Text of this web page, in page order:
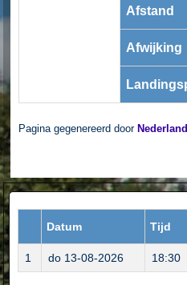
Afstand
Afwijking
Pagina gegenereerd door
Datum Tijd
1 do 13-08-2026 18:30